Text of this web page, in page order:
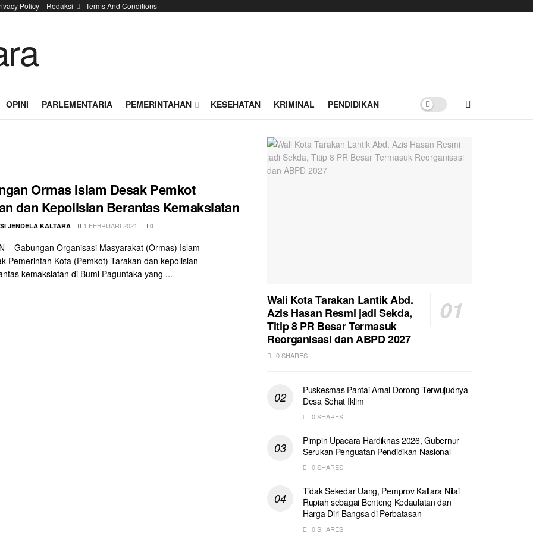
Policy Redaksi Terms And Conditions
OPINI PARLEMENTARIA PEMERINTAHAN KESEHATAN KRIMINAL PENDIDIKAN
Ormas Islam Desak Pemkot
dan Kepolisian Berantas Kemaksiatan
JENDELA KALTARA 1 FEBRUARI 2021 0
– Gabungan Organisasi Masyarakat (Ormas) Islam
Pemerintah Kota (Pemkot) Tarakan dan kepolisian
kemaksiatan di Bumi Paguntaka yang ...
Wali Kota Tarakan Lantik Abd.
Azis Hasan Resmi jadi Sekda,
Titip 8 PR Besar Termasuk
Reorganisasi dan ABPD 2027
0 SHARES
Puskesmas Pantai Amal Dorong Terwujudnya
Desa Sehat Iklim
0 SHARES
Pimpin Upacara Hardiknas 2026, Gubernur
Serukan Penguatan Pendidikan Nasional
0 SHARES
Tidak Sekedar Uang, Pemprov Kaltara Nilai
Rupiah sebagai Benteng Kedaulatan dan
Harga Diri Bangsa di Perbatasan
0 SHARES